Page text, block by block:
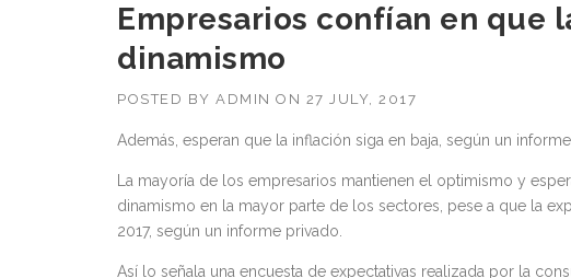
Empresarios confían en que
dinamismo
POSTED BY ADMIN ON 27 JULY, 2017
Además, esperan que la inflación siga en baja, según un
La mayoría de los empresarios mantienen el optimismo y
dinamismo en la mayor parte de los sectores, pese a que la
2017, según un informe privado.
Así lo señala una encuesta de expectativas realizada por la